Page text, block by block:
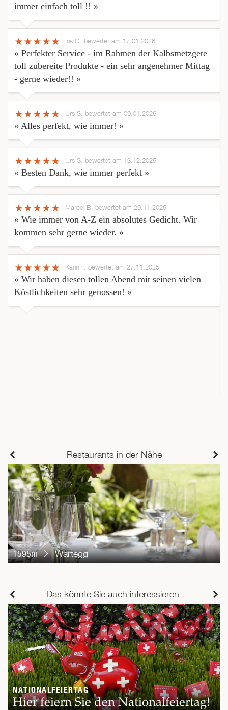
immer einfach toll !! »
Iris G. bewertet am 17.01.2026
« Perfekter Service - im Rahmen der Kalbsmetzgete
toll zubereite Produkte - ein sehr angenehmer Mittag
- gerne wieder!! »
Urs S. bewertet am 09.01.2026
« Alles perfekt, wie immer! »
Urs S. bewertet am 13.12.2025
« Besten Dank, wie immer perfekt »
Marcel B. bewertet am 29.11.2025
« Wie immer von A-Z ein absolutes Gedicht. Wir
kommen sehr gerne wieder. »
Karin F. bewertet am 27.11.2025
« Wir haben diesen tollen Abend mit seinen vielen
Köstlichkeiten sehr genossen! »
Restaurants in der Nähe
1595m Wartegg
Das könnte Sie auch interessieren
NATIONALFEIERTAG
Hier feiern Sie den Nationalfeiertag!